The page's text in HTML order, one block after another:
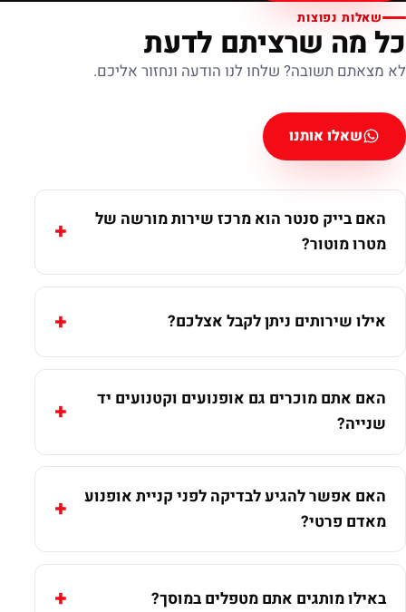
שאלות נפוצות
כל מה שרציתם לדעת
לא מצאתם תשובה? שלחו לנו הודעה ונחזור אליכם.
שאלו אותנו
האם בייק סנטר הוא מרכז שירות מורשה של
מטרו מוטור?
אילו שירותים ניתן לקבל אצלכם?
האם אתם מוכרים גם אופנועים וקטנועים יד
שנייה?
האם אפשר להגיע לבדיקה לפני קניית אופנוע
מאדם פרטי?
באילו מותגים אתם מטפלים במוסך?